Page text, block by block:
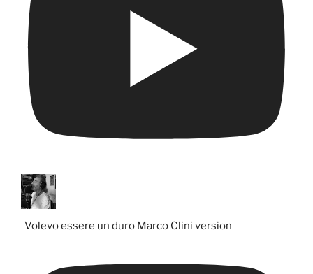
Volevo essere un duro Marco Clini version